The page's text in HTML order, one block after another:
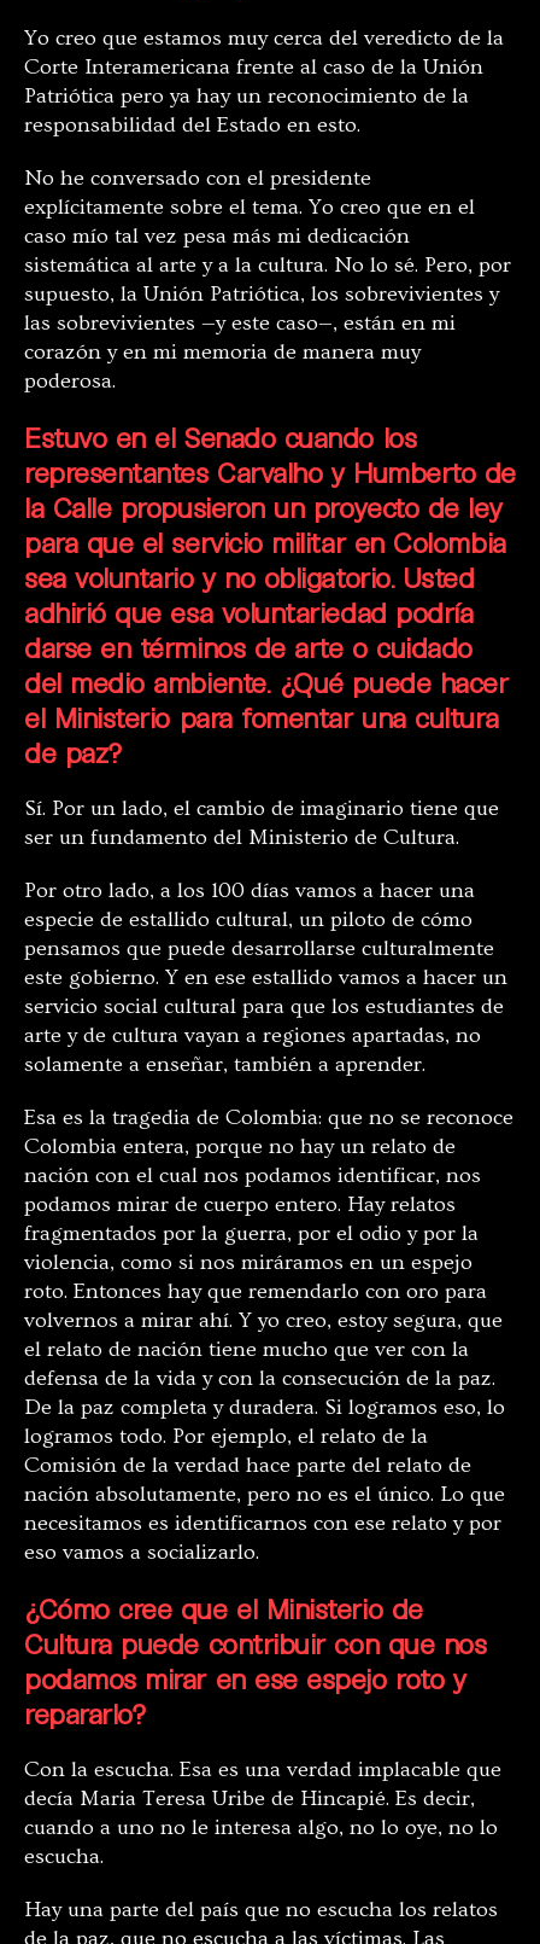
Yo creo que estamos muy cerca del veredicto de la
Corte Interamericana frente al caso de la Unión
Patriótica pero ya hay un reconocimiento de la
responsabilidad del Estado en esto.
No he conversado con el presidente
explícitamente sobre el tema. Yo creo que en el
caso mío tal vez pesa más mi dedicación
sistemática al arte y a la cultura. No lo sé. Pero, por
supuesto, la Unión Patriótica, los sobrevivientes y
las sobrevivientes —y este caso—, están en mi
corazón y en mi memoria de manera muy
poderosa.
Estuvo en el Senado cuando los
representantes Carvalho y Humberto de
la Calle propusieron un proyecto de ley
para que el servicio militar en Colombia
sea voluntario y no obligatorio. Usted
adhirió que esa voluntariedad podría
darse en términos de arte o cuidado
del medio ambiente. ¿Qué puede hacer
el Ministerio para fomentar una cultura
de paz?
Sí. Por un lado, el cambio de imaginario tiene que
ser un fundamento del Ministerio de Cultura.
Por otro lado, a los 100 días vamos a hacer una
especie de estallido cultural, un piloto de cómo
pensamos que puede desarrollarse culturalmente
este gobierno. Y en ese estallido vamos a hacer un
servicio social cultural para que los estudiantes de
arte y de cultura vayan a regiones apartadas, no
solamente a enseñar, también a aprender.
Esa es la tragedia de Colombia: que no se reconoce
Colombia entera, porque no hay un relato de
nación con el cual nos podamos identificar, nos
podamos mirar de cuerpo entero. Hay relatos
fragmentados por la guerra, por el odio y por la
violencia, como si nos miráramos en un espejo
roto. Entonces hay que remendarlo con oro para
volvernos a mirar ahí. Y yo creo, estoy segura, que
el relato de nación tiene mucho que ver con la
defensa de la vida y con la consecución de la paz.
De la paz completa y duradera. Si logramos eso, lo
logramos todo. Por ejemplo, el relato de la
Comisión de la verdad hace parte del relato de
nación absolutamente, pero no es el único. Lo que
necesitamos es identificarnos con ese relato y por
eso vamos a socializarlo.
¿Cómo cree que el Ministerio de
Cultura puede contribuir con que nos
podamos mirar en ese espejo roto y
repararlo?
Con la escucha. Esa es una verdad implacable que
decía Maria Teresa Uribe de Hincapié. Es decir,
cuando a uno no le interesa algo, no lo oye, no lo
escucha.
Hay una parte del país que no escucha los relatos
de la paz, que no escucha a las víctimas. Las